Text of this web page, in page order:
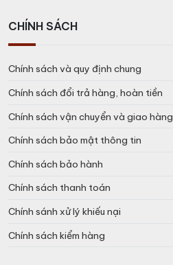
CHÍNH SÁCH
Chính sách và quy định chung
Chính sách đổi trả hàng, hoàn tiền
Chính sách vận chuyển và giao hàng
Chính sách bảo mật thông tin
Chính sách bảo hành
Chính sách thanh toán
Chính sánh xử lý khiếu nại
Chính sách kiểm hàng